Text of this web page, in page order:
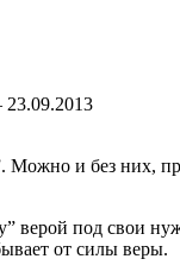
и без них,
под свои
от силы веры.